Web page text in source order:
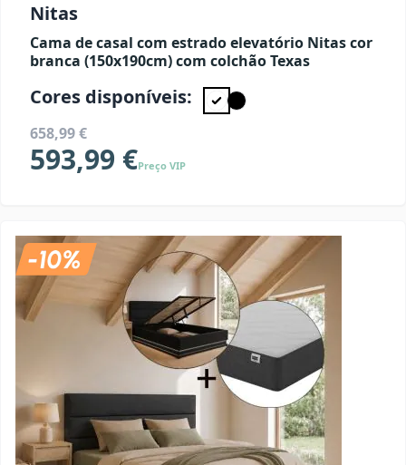
Nitas
Cama de casal com estrado elevatório Nitas cor
branca (150x190cm) com colchão Texas
Cores disponíveis:
658,99 €
593,99 €Preço VIP